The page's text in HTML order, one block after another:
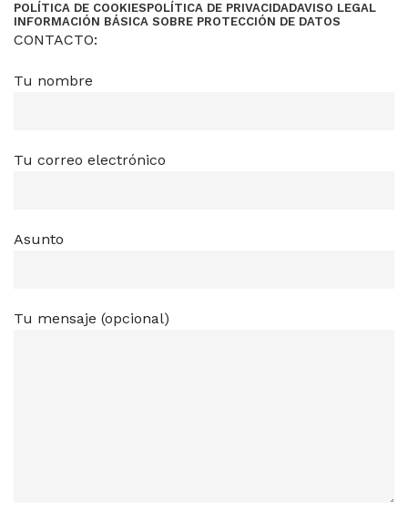
POLÍTICA DE COOKIESPOLÍTICA DE PRIVACIDADAVISO LEGAL
INFORMACIÓN BÁSICA SOBRE PROTECCIÓN DE DATOS
CONTACTO:
Tu nombre
Tu correo electrónico
Asunto
Tu mensaje (opcional)